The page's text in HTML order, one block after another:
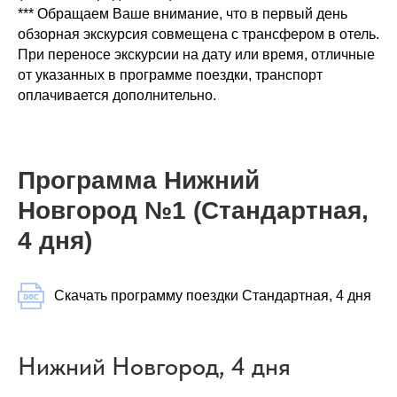
*** Обращаем Ваше внимание, что в первый день
обзорная экскурсия совмещена с трансфером в отель.
При переносе экскурсии на дату или время, отличные
от указанных в программе поездки, транспорт
оплачивается дополнительно.
Программа Нижний
Новгород №1 (Стандартная,
4 дня)
Скачать программу поездки Стандартная, 4 дня
Нижний Новгород, 4 дня